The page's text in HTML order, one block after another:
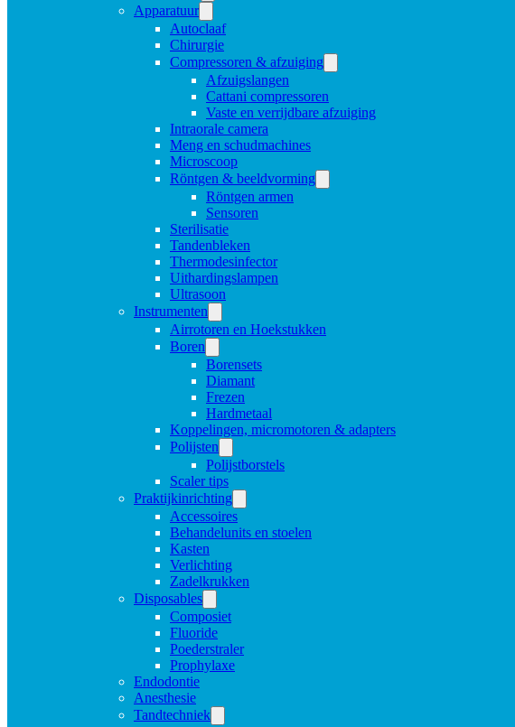
Apparatuur
Autoclaaf
Chirurgie
Compressoren & afzuiging
Afzuigslangen
Cattani compressoren
Vaste en verrijdbare afzuiging
Intraorale camera
Meng en schudmachines
Microscoop
Röntgen & beeldvorming
Röntgen armen
Sensoren
Sterilisatie
Tandenbleken
Thermodesinfector
Uithardingslampen
Ultrasoon
Instrumenten
Airrotoren en Hoekstukken
Boren
Borensets
Diamant
Frezen
Hardmetaal
Koppelingen, micromotoren & adapters
Polijsten
Polijstborstels
Scaler tips
Praktijkinrichting
Accessoires
Behandelunits en stoelen
Kasten
Verlichting
Zadelkrukken
Disposables
Composiet
Fluoride
Poederstraler
Prophylaxe
Endodontie
Anesthesie
Tandtechniek